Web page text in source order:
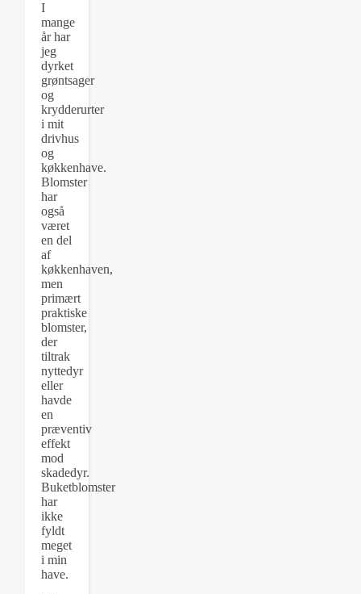
I
mange
år har
jeg
dyrket
grøntsager
og
krydderurter
i mit
drivhus
og
køkkenhave.
Blomster
har
også
været
en del
af
køkkenhaven,
men
primært
praktiske
blomster,
der
tiltrak
nyttedyr
eller
havde
en
præventiv
effekt
mod
skadedyr.
Buketblomster
har
ikke
fyldt
meget
i min
have.